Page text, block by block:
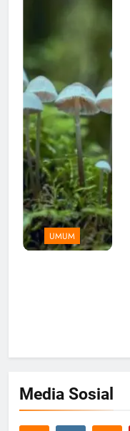
Jamur
Plastik,
Foto: Dok.
dml.or.id
UMUM
Media Sosial